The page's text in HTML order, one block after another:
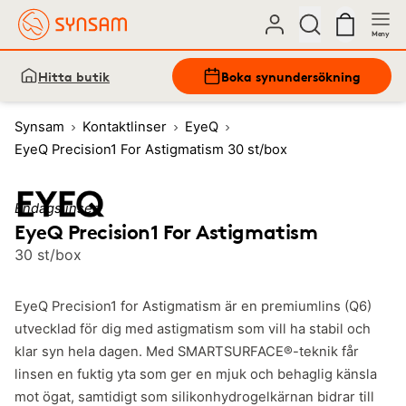
Meny
Hitta butik Boka synundersökning
Synsam Kontaktlinser
EyeQ
EyeQ Precision1 For Astigmatism 30 st/box
Endagslinser
EyeQ Precision1 For Astigmatism
30 st/box
EyeQ Precision1 for Astigmatism är en premiumlins (Q6)
utvecklad för dig med astigmatism som vill ha stabil och
klar syn hela dagen. Med SMARTSURFACE®-teknik får
linsen en fuktig yta som ger en mjuk och behaglig känsla
mot ögat, samtidigt som silikonhydrogelkärnan bidrar till